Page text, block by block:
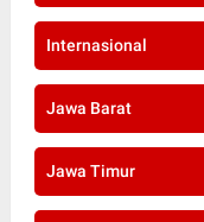
Internasional
Jawa Barat
Jawa Timur